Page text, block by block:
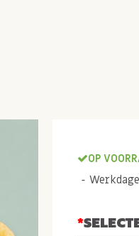
OP